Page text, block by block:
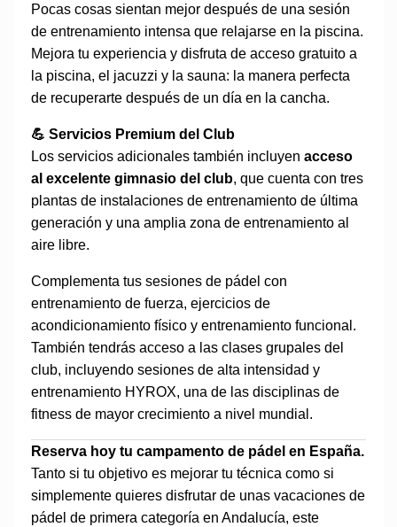
Pocas cosas sientan mejor después de una sesión
de entrenamiento intensa que relajarse en la piscina.
Mejora tu experiencia y disfruta de acceso gratuito a
la piscina, el jacuzzi y la sauna: la manera perfecta
de recuperarte después de un día en la cancha.
💪 Servicios Premium del Club
Los servicios adicionales también incluyen acceso
al excelente gimnasio del club, que cuenta con tres
plantas de instalaciones de entrenamiento de última
generación y una amplia zona de entrenamiento al
aire libre.
Complementa tus sesiones de pádel con
entrenamiento de fuerza, ejercicios de
acondicionamiento físico y entrenamiento funcional.
También tendrás acceso a las clases grupales del
club, incluyendo sesiones de alta intensidad y
entrenamiento HYROX, una de las disciplinas de
fitness de mayor crecimiento a nivel mundial.
Reserva hoy tu campamento de pádel en España.
Tanto si tu objetivo es mejorar tu técnica como si
simplemente quieres disfrutar de unas vacaciones de
pádel de primera categoría en Andalucía, este